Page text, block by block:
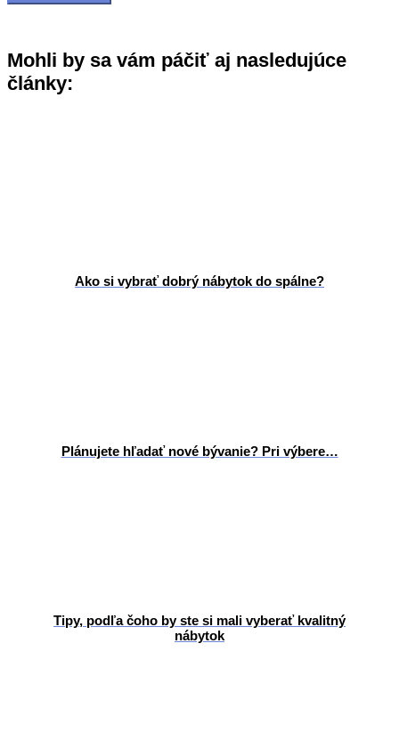
Mohli by sa vám páčiť aj nasledujúce
články:
Ako si vybrať dobrý nábytok do spálne?
Plánujete hľadať nové bývanie? Pri výbere…
Tipy, podľa čoho by ste si mali vyberať kvalitný
nábytok